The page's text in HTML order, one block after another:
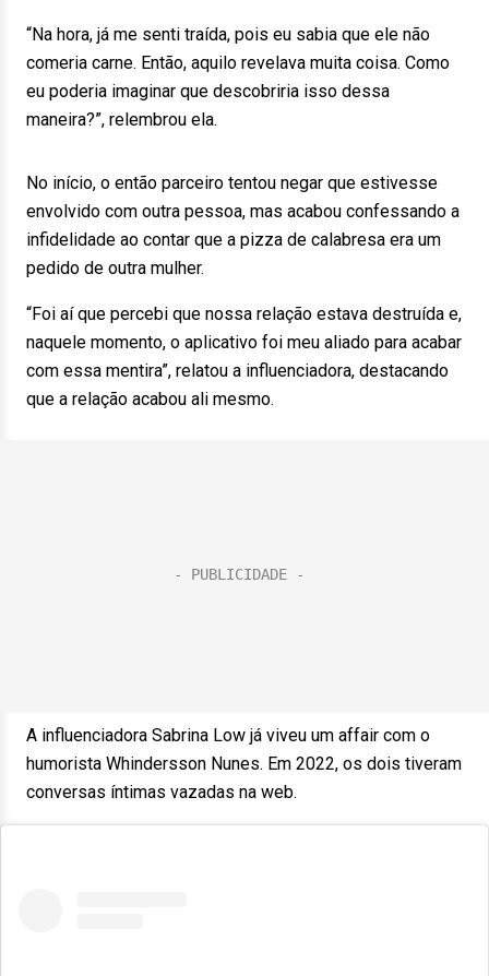
“Na hora, já me senti traída, pois eu sabia que ele não
comeria carne. Então, aquilo revelava muita coisa. Como
eu poderia imaginar que descobriria isso dessa
maneira?”, relembrou ela.
No início, o então parceiro tentou negar que estivesse
envolvido com outra pessoa, mas acabou confessando a
infidelidade ao contar que a pizza de calabresa era um
pedido de outra mulher.
“Foi aí que percebi que nossa relação estava destruída e,
naquele momento, o aplicativo foi meu aliado para acabar
com essa mentira”, relatou a influenciadora, destacando
que a relação acabou ali mesmo.
A influenciadora Sabrina Low já viveu um affair com o
humorista Whindersson Nunes. Em 2022, os dois tiveram
conversas íntimas vazadas na web.